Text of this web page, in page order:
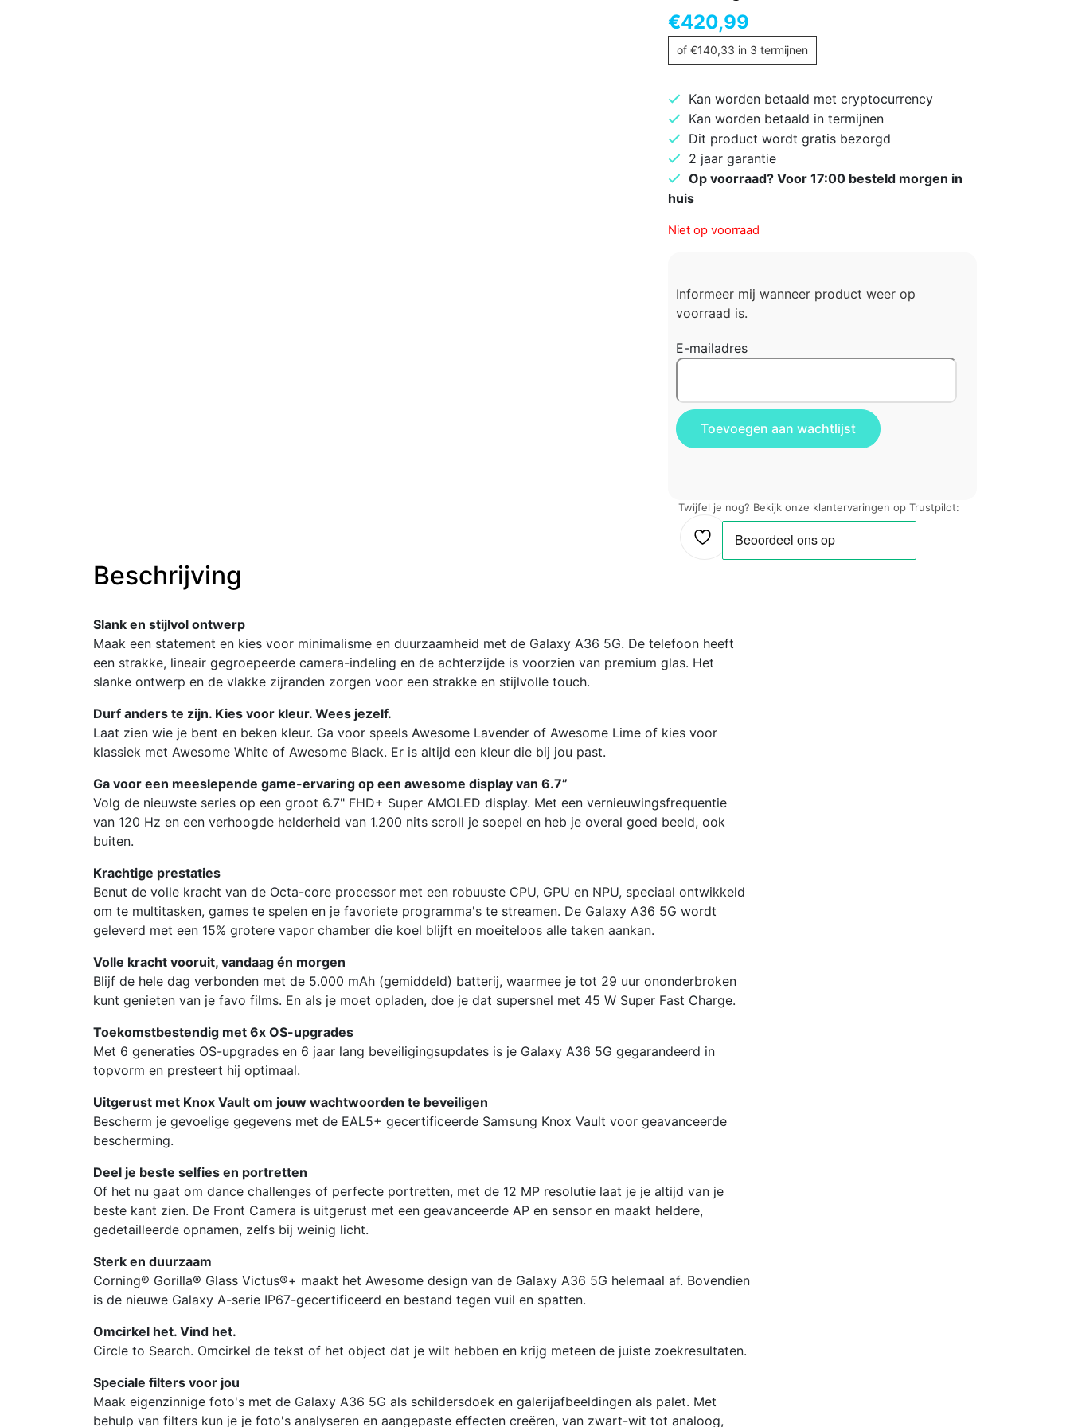
€420,99
of €140,33 in 3 termijnen
Kan worden betaald met cryptocurrency
Kan worden betaald in termijnen
Dit product wordt gratis bezorgd
2 jaar garantie
Op voorraad? Voor 17:00 besteld morgen in
huis
Niet op voorraad
Informeer mij wanneer product weer op
voorraad is.
E-mailadres
Twijfel je nog? Bekijk onze klantervaringen op Trustpilot:
Beschrijving
Slank en stijlvol ontwerp
Maak een statement en kies voor minimalisme en duurzaamheid met de Galaxy A36 5G. De telefoon heeft
een strakke, lineair gegroepeerde camera-indeling en de achterzijde is voorzien van premium glas. Het
slanke ontwerp en de vlakke zijranden zorgen voor een strakke en stijlvolle touch.
Durf anders te zijn. Kies voor kleur. Wees jezelf.
Laat zien wie je bent en beken kleur. Ga voor speels Awesome Lavender of Awesome Lime of kies voor
klassiek met Awesome White of Awesome Black. Er is altijd een kleur die bij jou past.
Ga voor een meeslepende game-ervaring op een awesome display van 6.7”
Volg de nieuwste series op een groot 6.7" FHD+ Super AMOLED display. Met een vernieuwingsfrequentie
van 120 Hz en een verhoogde helderheid van 1.200 nits scroll je soepel en heb je overal goed beeld, ook
buiten.
Krachtige prestaties
Benut de volle kracht van de Octa-core processor met een robuuste CPU, GPU en NPU, speciaal ontwikkeld
om te multitasken, games te spelen en je favoriete programma's te streamen. De Galaxy A36 5G wordt
geleverd met een 15% grotere vapor chamber die koel blijft en moeiteloos alle taken aankan.
Volle kracht vooruit, vandaag én morgen
Blijf de hele dag verbonden met de 5.000 mAh (gemiddeld) batterij, waarmee je tot 29 uur ononderbroken
kunt genieten van je favo films. En als je moet opladen, doe je dat supersnel met 45 W Super Fast Charge.
Toekomstbestendig met 6x OS-upgrades
Met 6 generaties OS-upgrades en 6 jaar lang beveiligingsupdates is je Galaxy A36 5G gegarandeerd in
topvorm en presteert hij optimaal.
Uitgerust met Knox Vault om jouw wachtwoorden te beveiligen
Bescherm je gevoelige gegevens met de EAL5+ gecertificeerde Samsung Knox Vault voor geavanceerde
bescherming.
Deel je beste selfies en portretten
Of het nu gaat om dance challenges of perfecte portretten, met de 12 MP resolutie laat je je altijd van je
beste kant zien. De Front Camera is uitgerust met een geavanceerde AP en sensor en maakt heldere,
gedetailleerde opnamen, zelfs bij weinig licht.
Sterk en duurzaam
Corning® Gorilla® Glass Victus®+ maakt het Awesome design van de Galaxy A36 5G helemaal af. Bovendien
is de nieuwe Galaxy A-serie IP67-gecertificeerd en bestand tegen vuil en spatten.
Omcirkel het. Vind het.
Circle to Search. Omcirkel de tekst of het object dat je wilt hebben en krijg meteen de juiste zoekresultaten.
Speciale filters voor jou
Maak eigenzinnige foto's met de Galaxy A36 5G als schildersdoek en galerijafbeeldingen als palet. Met
behulp van filters kun je je foto's analyseren en aangepaste effecten creëren, van zwart-wit tot analoog,